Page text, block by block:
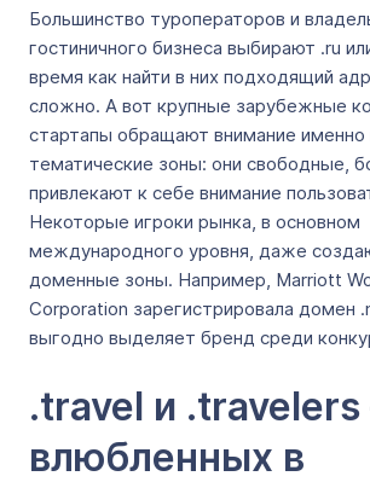
Большинство туроператоров и
гостиничного бизнеса выбирают .ru
время как найти в них подходящий
сложно. А вот крупные зарубежные
стартапы обращают внимание именно
тематические зоны: они свободные,
привлекают к себе внимание
Некоторые игроки рынка, в основном
международного уровня, даже
доменные зоны. Например, Marriott
Corporation зарегистрировала домен
выгодно выделяет бренд среди
.travel и
влюбленных в